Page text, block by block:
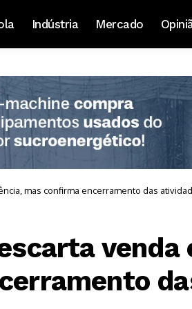
Indústria Mercado
mas confirma encerramento das
venda